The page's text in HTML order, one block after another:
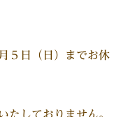
５日（日）までお休
たしておりません。